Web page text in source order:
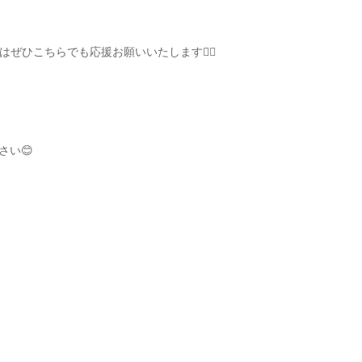
ぜひこちらでも応援お願いいたします🙇‍♂️
い😊